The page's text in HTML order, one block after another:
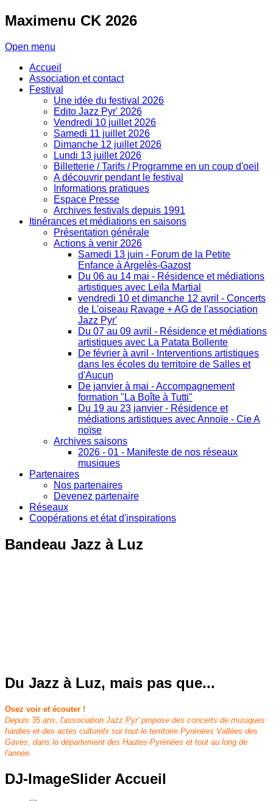
Maximenu CK 2026
Open menu
Accueil
Association et contact
Festival
Une idée du festival 2026
Edito Jazz Pyr' 2026
Vendredi 10 juillet 2026
Samedi 11 juillet 2026
Dimanche 12 juillet 2026
Lundi 13 juillet 2026
Billetterie / Tarifs / Programme en un coup d'oeil
A découvrir pendant le festival
Informations pratiques
Espace Presse
Archives festivals depuis 1991
Itinérances et médiations en saisons
Présentation générale
Actions à venir 2026
Samedi 13 juin - Forum de la Petite
Enfance à Argelès-Gazost
Du 06 au 14 mai - Résidence et médiations
artistiques avec Leïla Martial
vendredi 10 et dimanche 12 avril - Concerts
de L'oiseau Ravage + AG de l'association
Jazz Pyr'
Du 07 au 09 avril - Résidence et médiations
artistiques avec La Patata Bollente
De février à avril - Interventions artistiques
dans les écoles du territoire de Salles et
d'Aucun
De janvier à mai - Accompagnement
formation "La Boîte à Tutti"
Du 19 au 23 janvier - Résidence et
médiations artistiques avec Annoïe - Cie A
noïse
Archives saisons
2026 - 01 - Manifeste de nos réseaux
musiques
Partenaires
Nos partenaires
Devenez partenaire
Réseaux
Coopérations et état d'inspirations
Bandeau Jazz à Luz
Du Jazz à Luz, mais pas que...
Osez voir et écouter !
Depuis 35 ans, l'association Jazz Pyr' propose des concerts de musiques
hardies et des actes culturels sur tout le territoire Pyrénées Vallées des
Gaves, dans le département des Hautes-Pyrénées et tout au long de
l'année.
DJ-ImageSlider Accueil